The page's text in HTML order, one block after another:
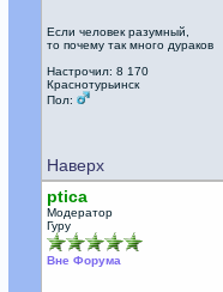
Если человек разумный,
то почему так много дураков
Настрочил: 8 170
Краснотурьинск
Пол:
Наверх
ptica
Модератор
Гуру
Вне Форума